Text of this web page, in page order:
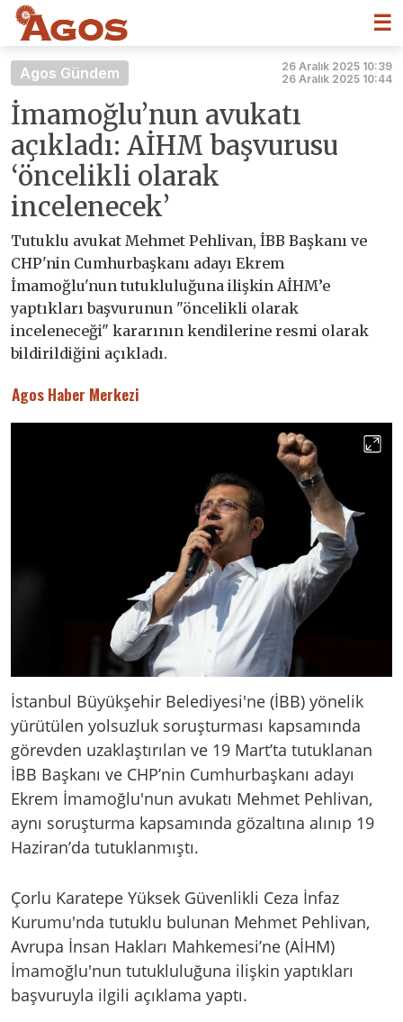
☰
Agos Gündem
26 Aralık 2025 10:39
26 Aralık 2025 10:44
İmamoğlu’nun avukatı
açıkladı: AİHM başvurusu
‘öncelikli olarak
incelenecek’
Tutuklu avukat Mehmet Pehlivan, İBB Başkanı ve
CHP'nin Cumhurbaşkanı adayı Ekrem
İmamoğlu'nun tutukluluğuna ilişkin AİHM’e
yaptıkları başvurunun "öncelikli olarak
inceleneceği" kararının kendilerine resmi olarak
bildirildiğini açıkladı.
Agos Haber Merkezi
İstanbul Büyükşehir Belediyesi'ne (İBB) yönelik
yürütülen yolsuzluk soruşturması kapsamında
görevden uzaklaştırılan ve 19 Mart’ta tutuklanan
İBB Başkanı ve CHP’nin Cumhurbaşkanı adayı
Ekrem İmamoğlu'nun avukatı Mehmet Pehlivan,
aynı soruşturma kapsamında gözaltına alınıp 19
Haziran’da tutuklanmıştı.
Çorlu Karatepe Yüksek Güvenlikli Ceza İnfaz
Kurumu'nda tutuklu bulunan Mehmet Pehlivan,
Avrupa İnsan Hakları Mahkemesi’ne (AİHM)
İmamoğlu'nun tutukluluğuna ilişkin yaptıkları
başvuruyla ilgili açıklama yaptı.